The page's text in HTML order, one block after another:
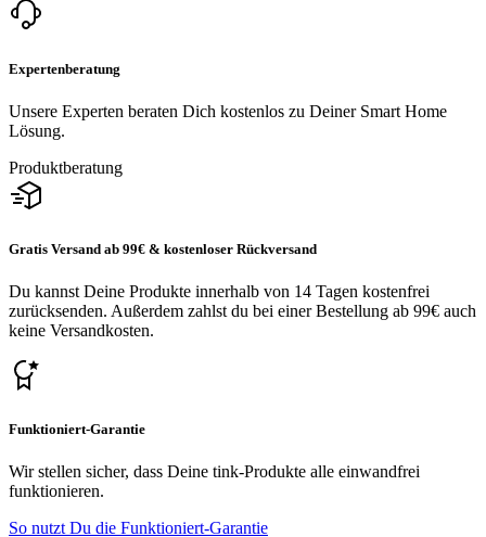
Expertenberatung
Unsere Experten beraten Dich kostenlos zu Deiner Smart Home
Lösung.
Produktberatung
Gratis Versand ab 99€ & kostenloser Rückversand
Du kannst Deine Produkte innerhalb von 14 Tagen kostenfrei
zurücksenden. Außerdem zahlst du bei einer Bestellung ab 99€ auch
keine Versandkosten.
Funktioniert-Garantie
Wir stellen sicher, dass Deine tink-Produkte alle einwandfrei
funktionieren.
So nutzt Du die Funktioniert-Garantie